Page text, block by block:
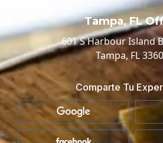
Tampa, FL
601 S Harbour Island
Tampa, FL
Comparte Tu